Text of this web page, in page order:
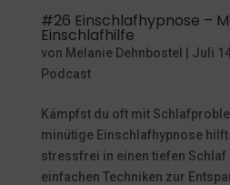
#26 Einschlafhypnose –
Einschlafhilfe
von Melanie Dehnbostel Juli
Podcast
Kämpfst du oft mit
minütige Einschlafhypnose hilft
stressfrei in einen tiefen Schlaf
einfachen Techniken zur